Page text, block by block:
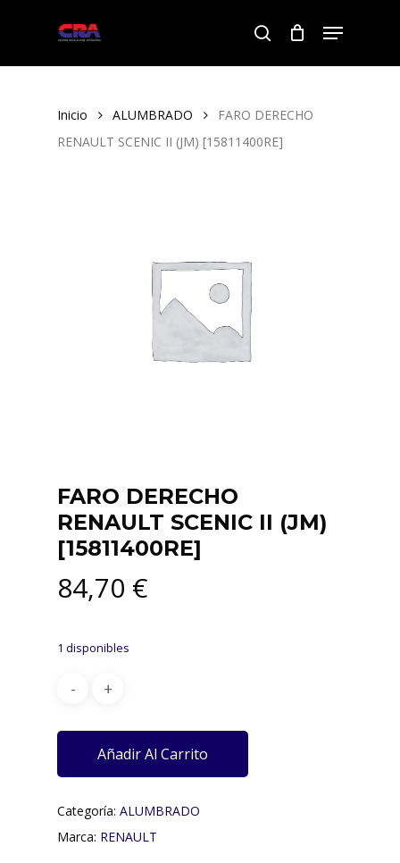
search
Menu
Inicio ALUMBRADO
FARO DERECHO
RENAULT SCENIC II (JM) [15811400RE]
FARO DERECHO
RENAULT SCENIC II (JM)
[15811400RE]
84,70 €
1 disponibles
Añadir Al Carrito
Categoría: ALUMBRADO
Marca: RENAULT